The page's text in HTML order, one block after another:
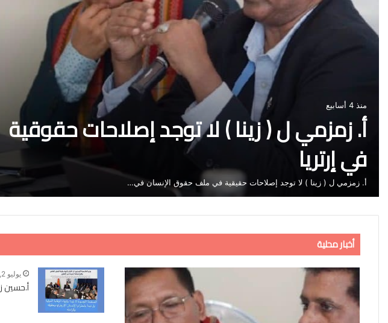
منذ 4 أسابيع
أ. زمزمي ل ( زينا ) لا توجد إصلاحات حقوقية
في إرتريا
أ. زمزمي ل ( زينا ) لا توجد إصلاحات حقيقية في ملف حقوق الإنسان في…
أخبار محلية
يوليو 2, 2026
أ.حسين